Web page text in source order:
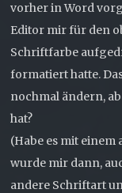
vorher in Word
Editor mir für den
Schriftfarbe
formatiert hatte.
nochmal ändern,
hat?
(Habe es mit
wurde mir dann,
andere Schriftart